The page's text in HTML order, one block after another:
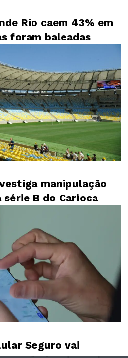
Rio caem 43% em
foram baleadas
manipulação
B do Carioca
Seguro vai